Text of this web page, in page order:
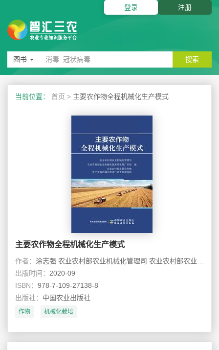
登录 注册
图书 搜索
当前位置： 首页 > 主要农作物全程机械化生产模式
主要农作物全程机械化生产模式
作者： 涂志强 农业农村部农业机械化管理司 农业农村部农业机械化技术开发推广总站
出版时间： 2020-09
ISBN： 978-7-109-27138-8
出版社： 中国农业出版社
作物 机械化栽培